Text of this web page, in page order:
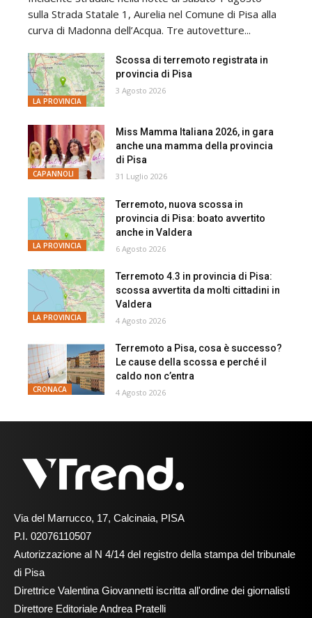
sulla Strada Statale 1, Aurelia nel Comune di Pisa alla
curva di Madonna dell’Acqua. Tre autovetture...
LA PROVINCIA
Scossa di terremoto registrata in
provincia di Pisa
3 Agosto 2026
CAPANNOLI
Miss Mamma Italiana 2026, in gara
anche una mamma della provincia
di Pisa
31 Luglio 2026
LA PROVINCIA
Terremoto, nuova scossa in
provincia di Pisa: boato avvertito
anche in Valdera
6 Agosto 2026
LA PROVINCIA
Terremoto 4.3 in provincia di Pisa:
scossa avvertita da molti cittadini in
Valdera
4 Agosto 2026
CRONACA
Terremoto a Pisa, cosa è successo?
Le cause della scossa e perché il
caldo non c’entra
4 Agosto 2026
Via del Marrucco, 17, Calcinaia, PISA
P.I. 02076110507
Autorizzazione al N 4/14 del registro della stampa del tribunale
di Pisa
Direttrice Valentina Giovannetti iscritta all'ordine dei giornalisti
Direttore Editoriale Andrea Pratelli